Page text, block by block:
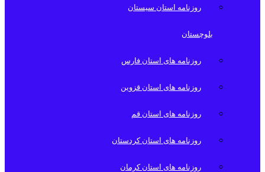
روزنامه استان سیستان
بلوچستان
روزنامه های استان فارس
روزنامه های استان قزوین
روزنامه های استان قم
روزنامه های استان کردستان
روزنامه های استان کرمان